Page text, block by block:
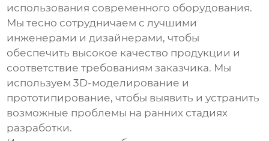
использования современного оборудования.
Мы тесно сотрудничаем с лучшими
инженерами и дизайнерами, чтобы
обеспечить высокое качество продукции и
соответствие требованиям заказчика. Мы
используем 3D-моделирование и
прототипирование, чтобы выявить и устранить
возможные проблемы на ранних стадиях
разработки.